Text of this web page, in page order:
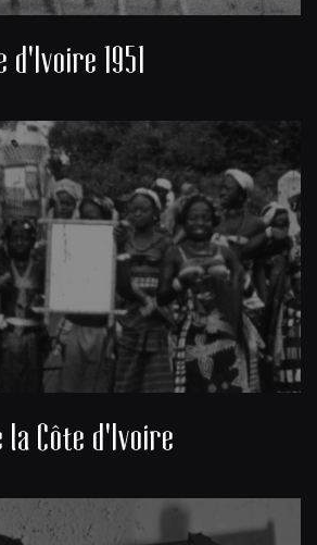
d'Ivoire 1951
la Côte d'Ivoire